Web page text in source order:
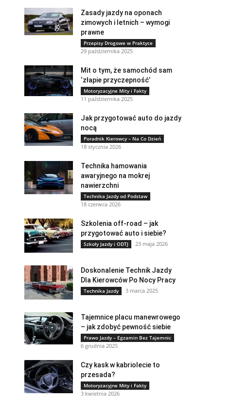
Zasady jazdy na oponach
zimowych i letnich – wymogi
prawne
Przepisy Drogowe w Praktyce
29 października 2025
Mit o tym, że samochód sam
‘złapie przyczepność’
Motoryzacyjne Mity i Fakty
11 października 2025
Jak przygotować auto do jazdy
nocą
Poradnik Kierowcy – Na Co Dzień
18 stycznia 2026
Technika hamowania
awaryjnego na mokrej
nawierzchni
Technika Jazdy od Podstaw
18 czerwca 2026
Szkolenia off-road – jak
przygotować auto i siebie?
Szkoły Jazdy i ODTJ 23 maja 2026
Doskonalenie Technik Jazdy
Dla Kierowców Po Nocy Pracy
Technika Jazdy 3 marca 2025
Tajemnice placu manewrowego
– jak zdobyć pewność siebie
Prawo Jazdy – Egzamin Bez Tajemnic
6 grudnia 2025
Czy kask w kabriolecie to
przesada?
Motoryzacyjne Mity i Fakty
3 kwietnia 2026